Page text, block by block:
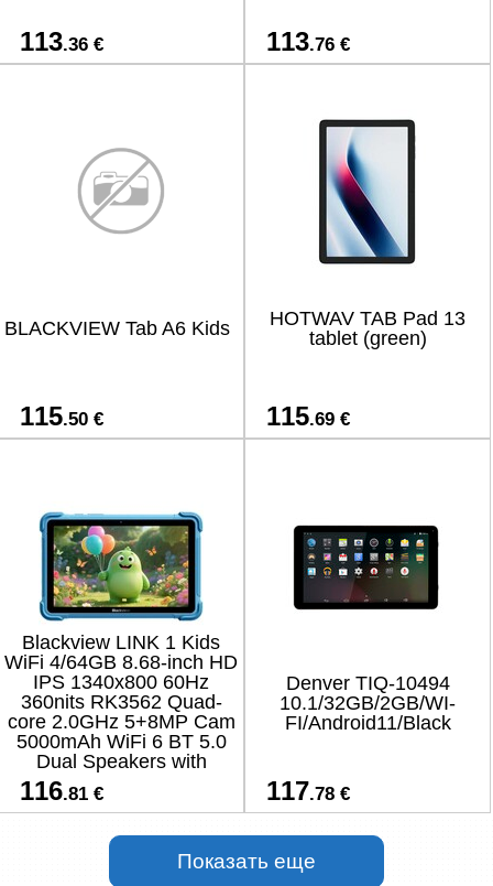
113.36 € 113.76 €
BLACKVIEW Tab A6 Kids
115.50 €
HOTWAV TAB Pad 13
tablet (green)
115.69 €
Blackview LINK 1 Kids
WiFi 4/64GB 8.68-inch HD
IPS 1340x800 60Hz
360nits RK3562 Quad-
core 2.0GHz 5+8MP Cam
5000mAh WiFi 6 BT 5.0
Dual Speakers with
Smart-K Support
Tempered Film Stylus Pen
116.81 €
Denver TIQ-10494
10.1/32GB/2GB/WI-
FI/Android11/Black
117.78 €